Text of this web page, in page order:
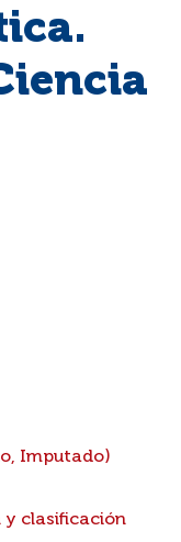
Imputado)
y clasificación